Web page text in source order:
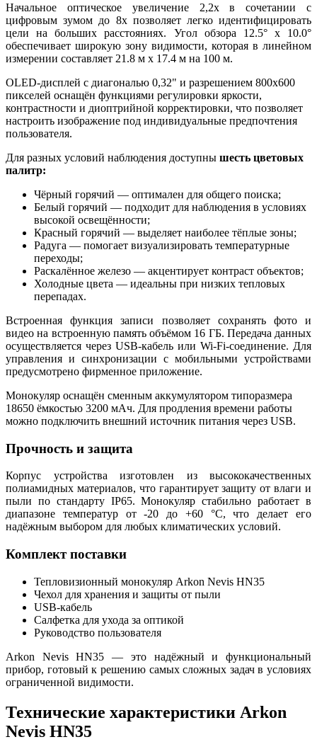
Начальное оптическое увеличение 2,2х в сочетании с
цифровым зумом до 8х позволяет легко идентифицировать
цели на больших расстояниях. Угол обзора 12.5° x 10.0°
обеспечивает широкую зону видимости, которая в линейном
измерении составляет 21.8 м x 17.4 м на 100 м.
OLED-дисплей с диагональю 0,32" и разрешением 800x600
пикселей оснащён функциями регулировки яркости,
контрастности и диоптрийной корректировки, что позволяет
настроить изображение под индивидуальные предпочтения
пользователя.
Для разных условий наблюдения доступны шесть цветовых
палитр:
Чёрный горячий — оптимален для общего поиска;
Белый горячий — подходит для наблюдения в условиях
высокой освещённости;
Красный горячий — выделяет наиболее тёплые зоны;
Радуга — помогает визуализировать температурные
переходы;
Раскалённое железо — акцентирует контраст объектов;
Холодные цвета — идеальны при низких тепловых
перепадах.
Встроенная функция записи позволяет сохранять фото и
видео на встроенную память объёмом 16 ГБ. Передача данных
осуществляется через USB-кабель или Wi-Fi-соединение. Для
управления и синхронизации с мобильными устройствами
предусмотрено фирменное приложение.
Монокуляр оснащён сменным аккумулятором типоразмера
18650 ёмкостью 3200 мАч. Для продления времени работы
можно подключить внешний источник питания через USB.
Прочность и защита
Корпус устройства изготовлен из высококачественных
полиамидных материалов, что гарантирует защиту от влаги и
пыли по стандарту IP65. Монокуляр стабильно работает в
диапазоне температур от -20 до +60 °C, что делает его
надёжным выбором для любых климатических условий.
Комплект поставки
Тепловизионный монокуляр Arkon Nevis HN35
Чехол для хранения и защиты от пыли
USB-кабель
Салфетка для ухода за оптикой
Руководство пользователя
Arkon Nevis HN35 — это надёжный и функциональный
прибор, готовый к решению самых сложных задач в условиях
ограниченной видимости.
Технические характеристики Arkon
Nevis HN35